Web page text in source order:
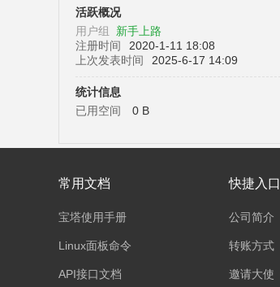
活跃概况
用户组 新手上路
注册时间
2020-1-11 18:08
上次发表时间
2025-6-17 14:09
统计信息
已用空间
0 B
常用文档
宝塔使用手册
Linux面板命令
API接口文档
快捷入口
公司简介
转账方式
邀请大使